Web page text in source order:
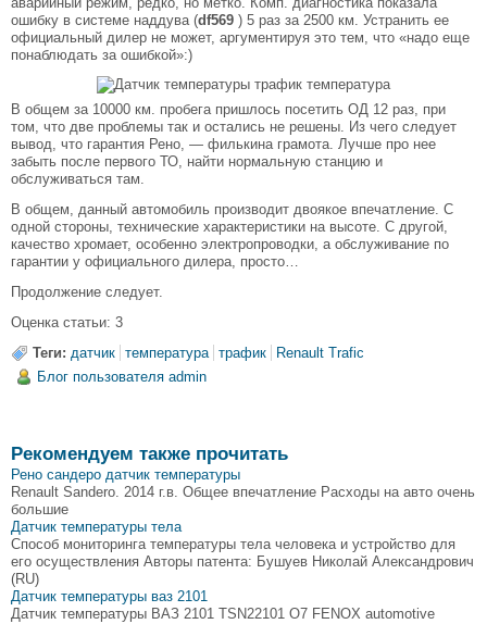
ошибку в системе наддува (df569 ) 5 раз за 2500 км. Устранить ее
официальный дилер не может, аргументируя это тем, что «надо еще
понаблюдать за ошибкой»:)
В общем за 10000 км. пробега пришлось посетить ОД 12 раз, при
том, что две проблемы так и остались не решены. Из чего следует
вывод, что гарантия Рено, — филькина грамота. Лучше про нее
забыть после первого ТО, найти нормальную станцию и
обслуживаться там.
В общем, данный автомобиль производит двоякое впечатление. С
одной стороны, технические характеристики на высоте. С другой,
качество хромает, особенно электропроводки, а обслуживание по
гарантии у официального дилера, просто…
Продолжение следует.
Оценка статьи: 3
Теги: датчик температура трафик
Renault Trafic
Блог пользователя admin
Рекомендуем также прочитать
Рено сандеро датчик температуры
Renault Sandero. 2014 г.в. Общее впечатление Расходы на авто очень
большие
Датчик температуры тела
Способ мониторинга температуры тела человека и устройство для
его осуществления Авторы патента: Бушуев Николай Александрович
(RU)
Датчик температуры ваз 2101
Датчик температуры ВАЗ 2101 TSN22101 O7 FENOX automotive